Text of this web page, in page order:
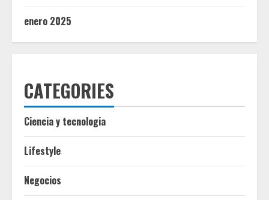
enero 2025
CATEGORIES
Ciencia y tecnologia
Lifestyle
Negocios